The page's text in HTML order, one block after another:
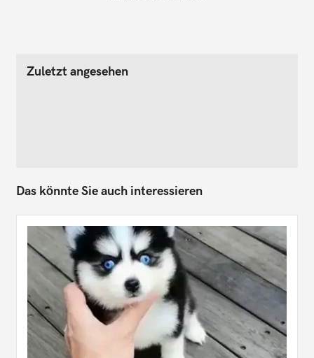
Zuletzt angesehen
Das könnte Sie auch interessieren